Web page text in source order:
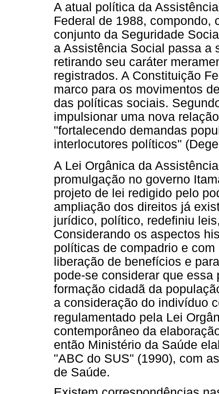
A atual política da
Federal de 1988, compondo,
conjunto da Seguridade
a Assistência Social passa a
retirando seu caráter
registrados. A Constituição
marco para os movimentos
das políticas sociais.
impulsionar uma nova
"fortalecendo demandas
interlocutores políticos"
A Lei Orgânica da
promulgação no governo
projeto de lei redigido pelo
ampliação dos direitos já
jurídico, político, redefiniu
Considerando os aspectos
políticas de compadrio e
liberação de benefícios e
pode-se considerar que
formação cidadã da
a consideração do indivíduo
regulamentado pela Lei
contemporâneo da
então Ministério da Saúde
"ABC do SUS" (1990), com
de Saúde.